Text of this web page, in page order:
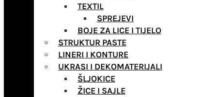
TEXTIL
SPREJEVI
BOJE ZA LICE I TIJELO
STRUKTUR PASTE
LINERI I KONTURE
UKRASI I DEKOMATERIJALI
ŠLJOKICE
ŽICE I SAJLE